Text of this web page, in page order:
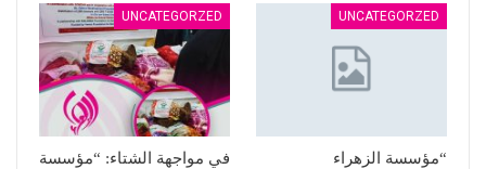
UNCATEGORZED
“مؤسسة الزهراء
UNCATEGORZED
في مواجهة الشتاء: “مؤسسة